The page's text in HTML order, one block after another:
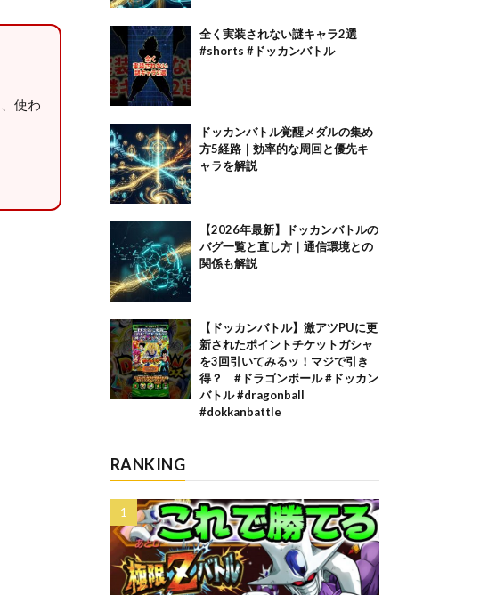
、使わ
全く実装されない謎キャラ2選
#shorts #ドッカンバトル
ドッカンバトル覚醒メダルの集め
方5経路｜効率的な周回と優先キ
ャラを解説
【2026年最新】ドッカンバトルの
バグ一覧と直し方｜通信環境との
関係も解説
【ドッカンバトル】激アツPUに更
新されたポイントチケットガシャ
を3回引いてみるッ！マジで引き
得？ #ドラゴンボール #ドッカン
バトル #dragonball
#dokkanbattle
RANKING